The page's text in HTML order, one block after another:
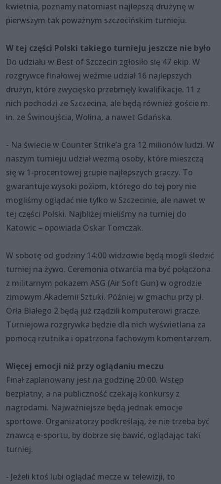
kwietnia, poznamy natomiast najlepszą drużynę w
pierwszym tak poważnym szczecińskim turnieju.
W tej części Polski takiego turnieju jeszcze nie było
Do udziału w Best of Szczecin zgłosiło się 47 ekip. W
rozgrywce finałowej weźmie udział 16 najlepszych
drużyn, które zwycięsko przebrnęły kwalifikacje. 11 z
nich pochodzi ze Szczecina, ale będą również goście m.
in. ze Świnoujścia, Wolina, a nawet Gdańska.
- Na świecie w Counter Strike’a gra 12 milionów ludzi. W
naszym turnieju udział wezmą osoby, które mieszczą
się w 1-procentowej grupie najlepszych graczy. To
gwarantuje wysoki poziom, którego do tej pory nie
mogliśmy oglądać nie tylko w Szczecinie, ale nawet w
tej części Polski. Najbliżej mieliśmy na turniej do
Katowic – opowiada Oskar Tomczak.
W sobotę od godziny 14:00 widzowie będą mogli śledzić
turniej na żywo. Ceremonia otwarcia ma być połączona
z militarnym pokazem ASG (Air Soft Gun) w ogrodzie
zimowym Akademii Sztuki. Później w gmachu przy pl.
Orła Białego 2 będą już rządzili komputerowi gracze.
Turniejowa rozgrywka będzie dla nich wyświetlana za
pomocą rzutnika i opatrzona fachowym komentarzem.
Więcej emocji niż przy oglądaniu meczu
Finał zaplanowany jest na godzinę 20:00. Wstęp
bezpłatny, a na publiczność czekają konkursy z
nagrodami. Najważniejsze będą jednak emocje
sportowe. Organizatorzy podkreślają, że nie trzeba być
znawcą e-sportu, by dobrze się bawić, oglądając taki
turniej.
- Jeżeli ktoś lubi oglądać mecze w telewizji, to